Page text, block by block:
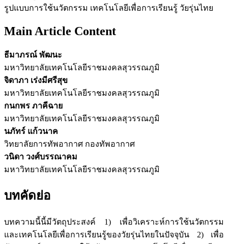
รูปแบบการใช้นวัตกรรม เทคโนโลยีเพื่อการเรียนรู้ วัยรุ่นไทย
Main Article Content
ธีมาภรณ์ พัฒนะ
มหาวิทยาลัยเทคโนโลยีราชมงคลสุวรรณภูมิ
จิดาภา เร่งมีศรีสุข
มหาวิทยาลัยเทคโนโลยีราชมงคลสุวรรณภูมิ
กนกพร ภาคีฉาย
มหาวิทยาลัยเทคโนโลยีราชมงคลสุวรรณภูมิ
นภัทร์ แก้วนาค
วิทยาลัยการทัพอากาศ กองทัพอากาศ
วนิดา วงศ์บรรณาคม
มหาวิทยาลัยเทคโนโลยีราชมงคลสุวรรณภูมิ
บทคัดย่อ
บทความนี้นี้มีวัตถุประสงค์ 1) เพื่อวิเคราะห์การใช้นวัตกรรม
และเทคโนโลยีเพื่อการเรียนรู้ของวัยรุ่นไทยในปัจจุบัน 2) เพื่อ